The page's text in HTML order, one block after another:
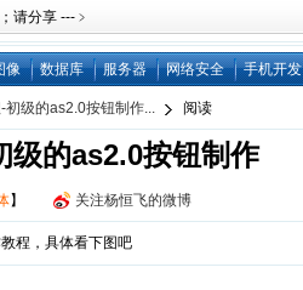
请分享 ---﹥
像 数据库 服务器 网络安全 手机开发
初级的as2.0按钮制作... 阅读
级的as2.0按钮制作
】 关注杨恒飞的微博
程，具体看下图吧